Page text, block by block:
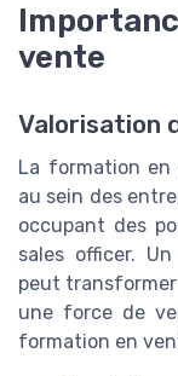
vente
Valorisation
La formation
au sein des
occupant des
sales officer.
peut
une force de
formation en